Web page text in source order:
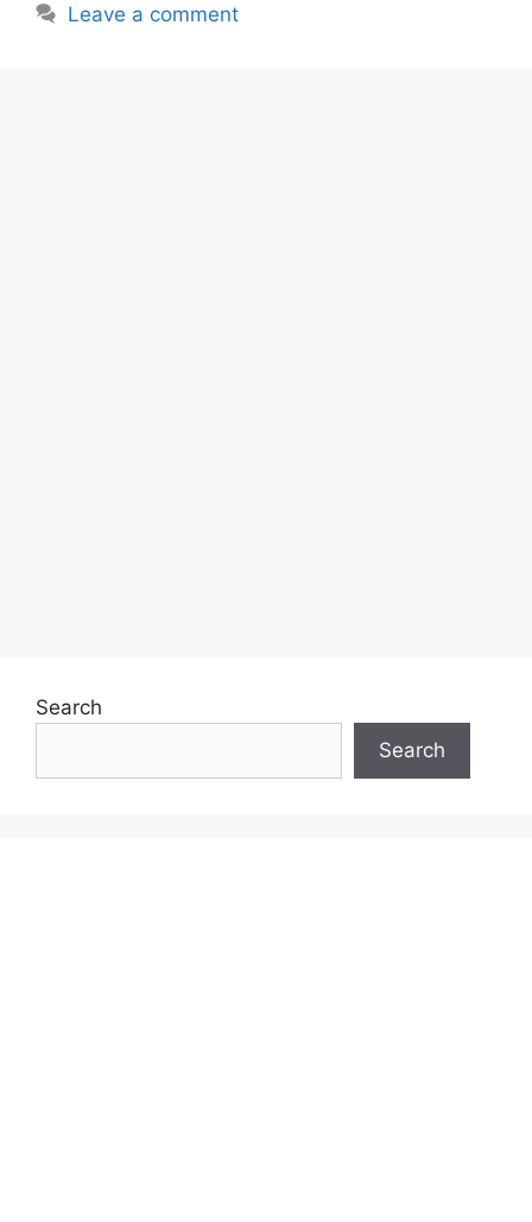
Leave a comment
Search
Search